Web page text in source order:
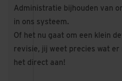
Administratie bijhouden van
in ons systeem.
Of het nu gaat om een klein
revisie, jij weet precies wat
het direct aan!